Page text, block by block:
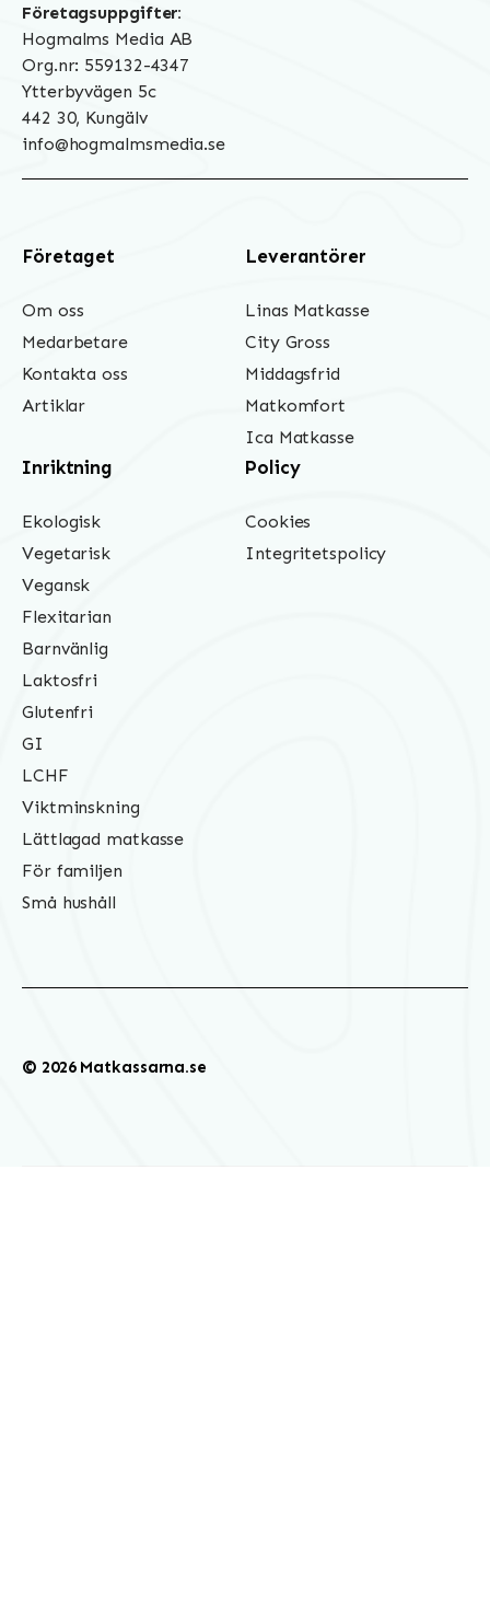
Företagsuppgifter:
Hogmalms Media AB
Org.nr: 559132-4347
Ytterbyvägen 5c
442 30, Kungälv
info@hogmalmsmedia.se
Företaget
Om oss
Medarbetare
Kontakta oss
Artiklar
Leverantörer
Linas Matkasse
City Gross
Middagsfrid
Matkomfort
Ica Matkasse
Inriktning
Ekologisk
Vegetarisk
Vegansk
Flexitarian
Barnvänlig
Laktosfri
Glutenfri
GI
LCHF
Viktminskning
Lättlagad matkasse
För familjen
Små hushåll
Policy
Cookies
Integritetspolicy
© 2026 Matkassarna.se